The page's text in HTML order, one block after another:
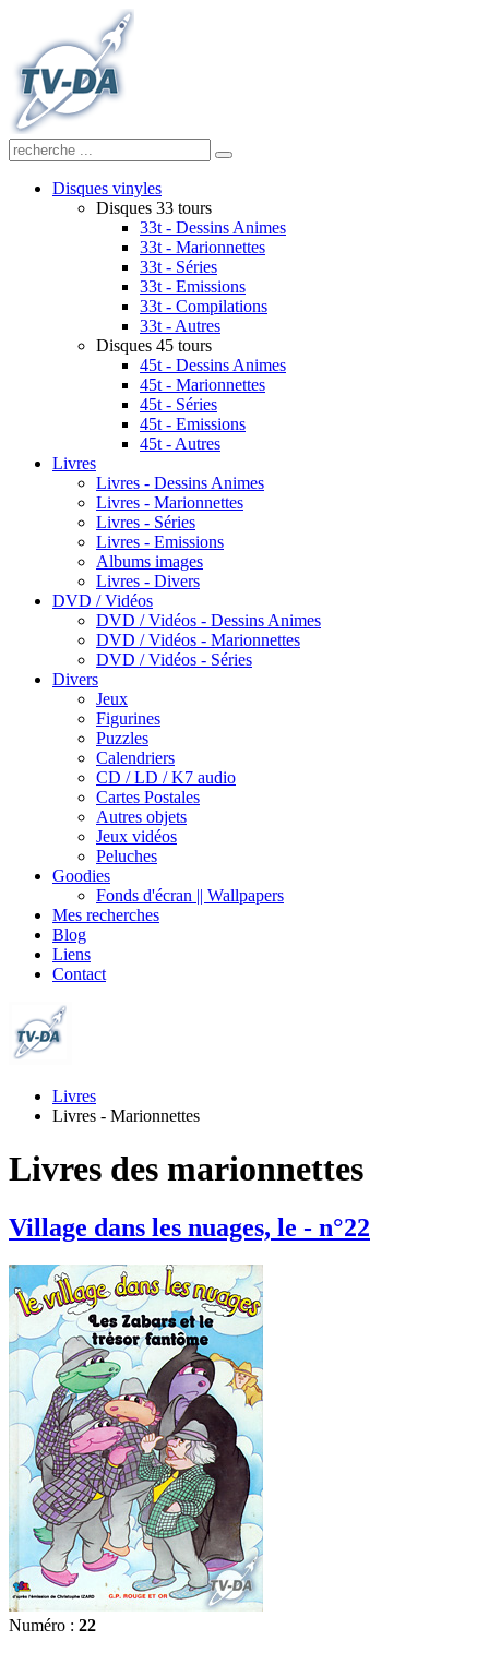
Disques vinyles
Disques 33 tours
33t - Dessins Animes
33t - Marionnettes
33t - Séries
33t - Emissions
33t - Compilations
33t - Autres
Disques 45 tours
45t - Dessins Animes
45t - Marionnettes
45t - Séries
45t - Emissions
45t - Autres
Livres
Livres - Dessins Animes
Livres - Marionnettes
Livres - Séries
Livres - Emissions
Albums images
Livres - Divers
DVD / Vidéos
DVD / Vidéos - Dessins Animes
DVD / Vidéos - Marionnettes
DVD / Vidéos - Séries
Divers
Jeux
Figurines
Puzzles
Calendriers
CD / LD / K7 audio
Cartes Postales
Autres objets
Jeux vidéos
Peluches
Goodies
Fonds d'écran || Wallpapers
Mes recherches
Blog
Liens
Contact
Livres
Livres - Marionnettes
Livres des marionnettes
Village dans les nuages, le - n°22
Numéro : 22